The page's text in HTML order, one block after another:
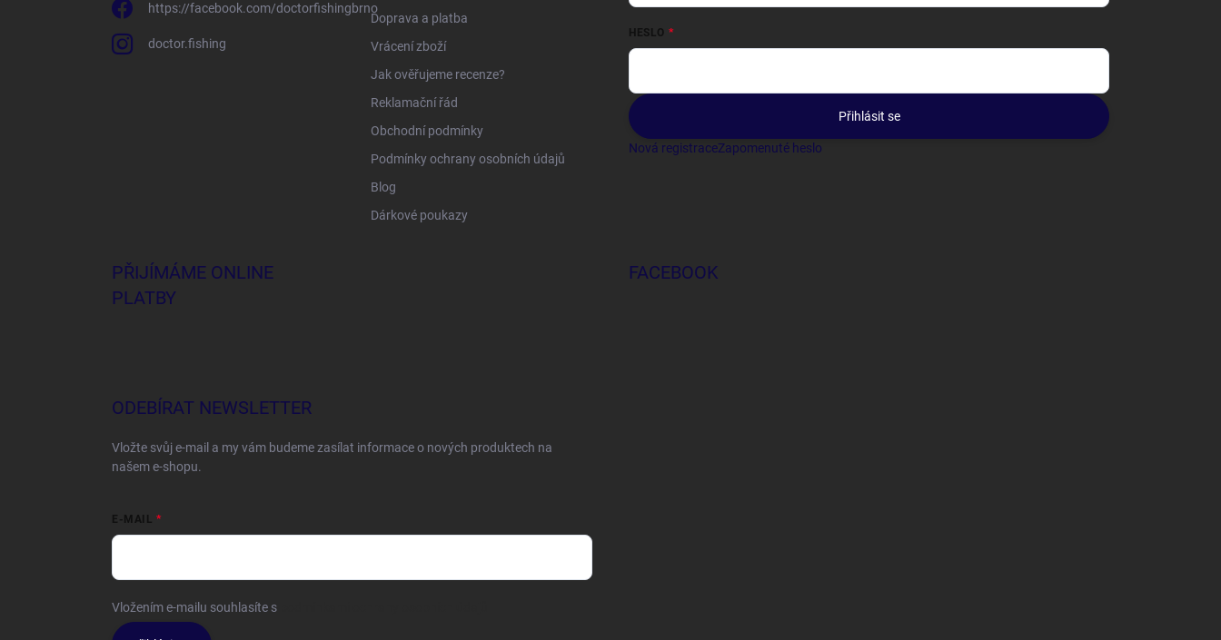
https://facebook.com/doctorfishingbrno
doctor.fishing
Doprava a platba
Vrácení zboží
Jak ověřujeme recenze?
Reklamační řád
Obchodní podmínky
Podmínky ochrany osobních údajů
Blog
Dárkové poukazy
HESLO
Přihlásit se
Nová registraceZapomenuté heslo
PŘIJÍMÁME ONLINE
PLATBY
FACEBOOK
ODEBÍRAT NEWSLETTER
Vložte svůj e-mail a my vám budeme zasílat informace o nových produktech na
našem e-shopu.
E-MAIL
Vložením e-mailu souhlasíte s